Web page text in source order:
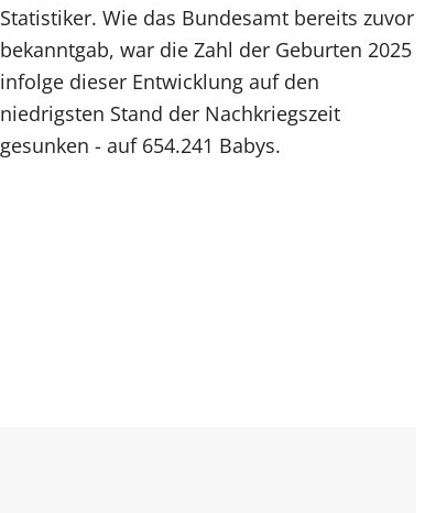
Statistiker. Wie das Bundesamt bereits zuvor
bekanntgab, war die Zahl der Geburten 2025
infolge dieser Entwicklung auf den
niedrigsten Stand der Nachkriegszeit
gesunken - auf 654.241 Babys.